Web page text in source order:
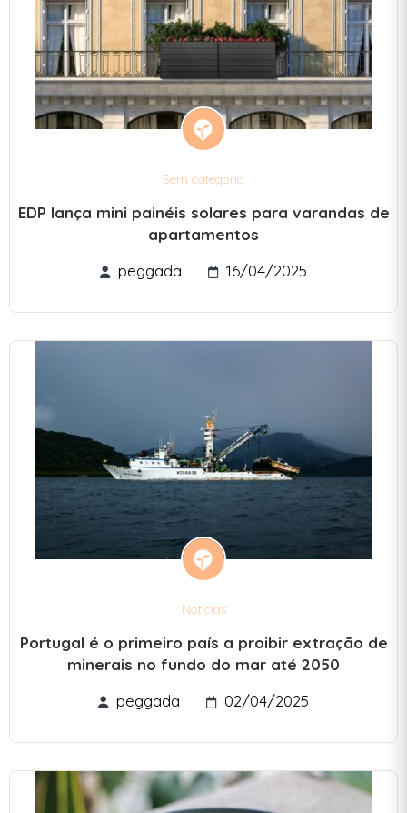
Sem categoria
EDP lança mini painéis solares para varandas de
apartamentos
peggada
16/04/2025
Notícias
Portugal é o primeiro país a proibir extração de
minerais no fundo do mar até 2050
peggada
02/04/2025